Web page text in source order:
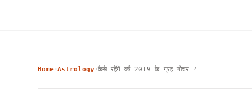
Home›Astrology›कैसे रहेंगें वर्ष 2019 के ग्रह गोचर ?